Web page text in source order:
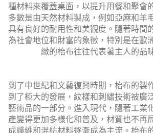
種材料來覆蓋桌面，以提升用餐和聚會
多數是由天然材料製成，例如亞麻和羊
具有良好的耐用性和美觀度。隨著時間
為社會地位和財富的象徵，特別是在歐
緻的枱布往往代表著主人的品
到了中世紀和文藝復興時期，枱布的製
到了極大的發展，紋樣和刺繡技術被廣
藝術品的一部分。進入現代，隨著工業
產變得更加多樣化和普及，材質也不再
成纖維和混紡材料逐漸成為主流。枱布